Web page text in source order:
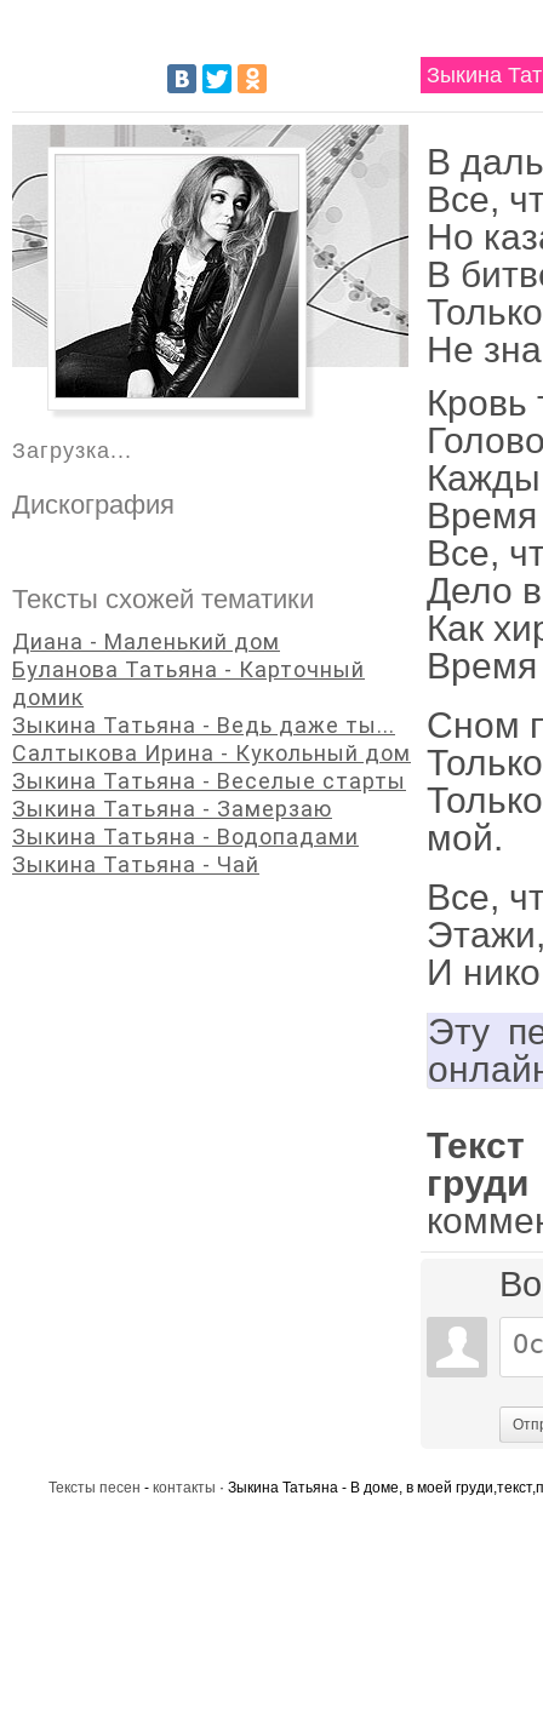
Зыкина
В
Все,
Но
В
Не
Кровь
Время
Все,
Дело
Как
Время
Сном
мой.
Все,
И
Эту
груди
Загрузка...
Дискография
Тексты схожей тематики
Диана - Маленький дом
Буланова Татьяна - Карточный
домик
Зыкина Татьяна - Ведь даже ты...
Салтыкова Ирина - Кукольный дом
Зыкина Татьяна - Веселые старты
Зыкина Татьяна - Замерзаю
Зыкина Татьяна - Водопадами
Зыкина Татьяна - Чай
Тексты песен - контакты · Зыкина Татьяна - В доме, в моей